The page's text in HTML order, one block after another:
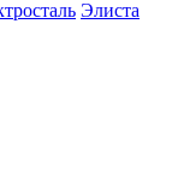
Элиста